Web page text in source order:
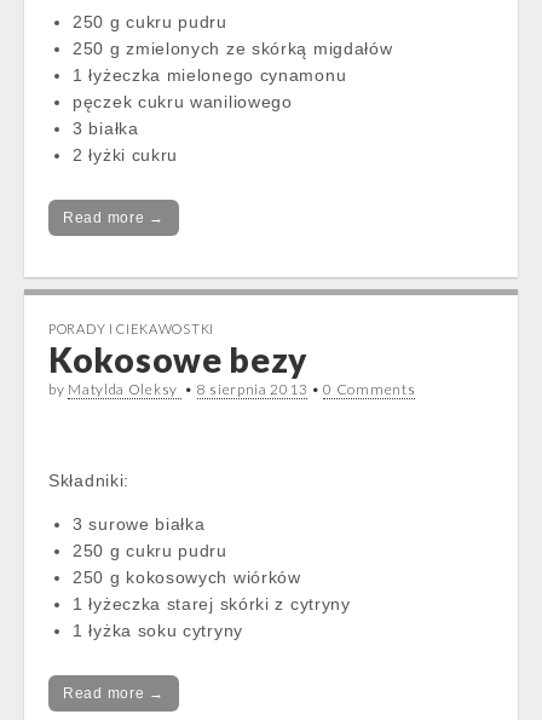
250 g cukru pudru
250 g zmielonych ze skórką migdałów
1 łyżeczka mielonego cynamonu
pęczek cukru waniliowego
3 białka
2 łyżki cukru
Read more →
PORADY I CIEKAWOSTKI
Kokosowe bezy
by Matylda Oleksy • 8 sierpnia 2013 •0 Comments
Składniki:
3 surowe białka
250 g cukru pudru
250 g kokosowych wiórków
1 łyżeczka starej skórki z cytryny
1 łyżka soku cytryny
Read more →